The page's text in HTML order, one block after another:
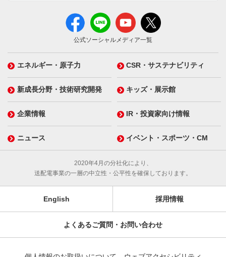
公式ソーシャルメディア一覧
エネルギー・原子力 CSR・サステナビリティ
新成長分野・技術研究開発 キッズ・展示館
企業情報 IR・投資家向け情報
ニュース イベント・スポーツ・CM
2020年4月の分社化により、
送配電事業の一層の中立性・公平性を確保しております。
English 採用情報
よくあるご質問・お問い合わせ